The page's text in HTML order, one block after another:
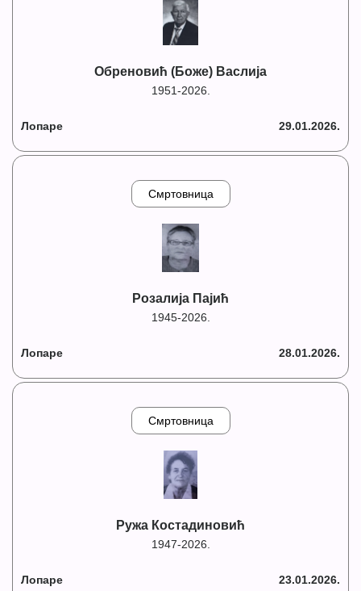
Обреновић (Боже) Васлија
1951-2026.
Лопаре 29.01.2026.
Смртовница
Розалија Пајић
1945-2026.
Лопаре 28.01.2026.
Смртовница
Ружа Костадиновић
1947-2026.
Лопаре 23.01.2026.